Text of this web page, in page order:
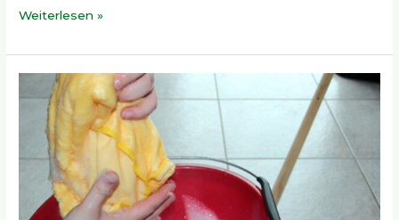
Weiterlesen »
lässt
Sauberkeit
Lebensbereichen